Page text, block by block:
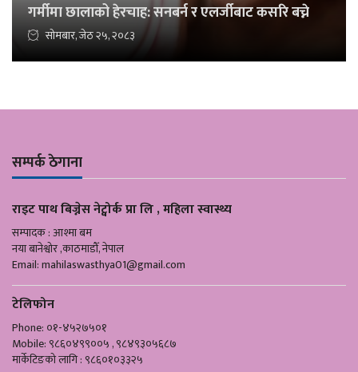
गर्मीमा छालाको हेरचाह: सनबर्न र एलर्जीबाट कसरि बच्ने
सोमबार, जेठ २५, २०८३
सम्पर्क ठेगाना
राइट पाथ बिज्नेस नेट्वोर्क प्रा लि , महिला स्वास्थ्य
सम्पादक : आश्मा बम
नया बानेश्वोर ,काठमाडौँ, नेपाल
Email:mahilaswasthya01@gmail.com
टेलिफोन
Phone: ०१-४५२७५०१
Mobile: ९८६०४९९००५ , ९८४९३०५६८७
मार्केटिङको लागि : ९८६०१०३३२५